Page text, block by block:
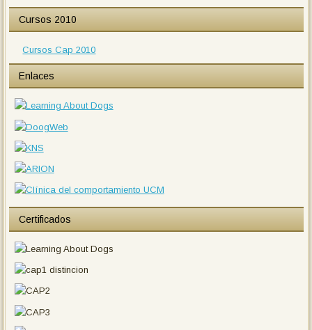
Cursos 2010
Cursos Cap 2010
Enlaces
Certificados